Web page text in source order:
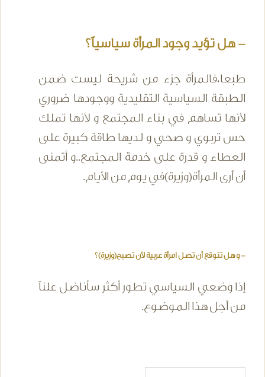
- هل تؤيد وجود المرأة سياسياً؟
طبعا،فالمرأة جزء من شريحة ليست ضمن
الطبقة السياسية التقليدية ووجودها ضروري
لأنها تساهم في بناء المجتمع و لأنها تملك
حس تربوي و صحي و لديها طاقة كبيرة على
العطاء و قدرة على خدمة المجتمع..و أتمنى
أن أرى المرأة(وزيرة)في يوم من الأيام.
- و هل تتوقع أن تصل امرأة عربية لأن تصبح(وزيرة)؟
إذا وضعي السياسي تطور أكثر سأناضل علناً
من أجل هذا الموضوع.